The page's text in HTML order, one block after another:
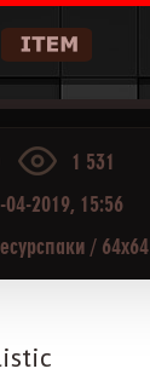
1 531
04-2019, 15:56
/ 64x64